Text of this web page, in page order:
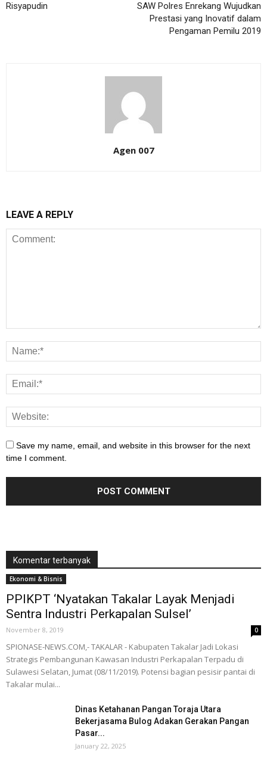
Risyapudin
SAW Polres Enrekang Wujudkan
Prestasi yang Inovatif dalam
Pengaman Pemilu 2019
Agen 007
LEAVE A REPLY
Save my name, email, and website in this browser for the next
time I comment.
Komentar terbanyak
Ekonomi & Bisnis
PPIKPT ‘Nyatakan Takalar Layak Menjadi
Sentra Industri Perkapalan Sulsel’
November 8, 2019 0
SPIONASE-NEWS.COM,- TAKALAR - Kabupaten Takalar Jadi Lokasi
Strategis Pembangunan Kawasan Industri Perkapalan Terpadu di
Sulawesi Selatan, Jumat (08/11/2019). Potensi bagian pesisir pantai di
Takalar mulai...
Dinas Ketahanan Pangan Toraja Utara
Bekerjasama Bulog Adakan Gerakan Pangan
Pasar...
January 22, 2025